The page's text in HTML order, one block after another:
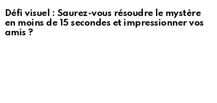
Défi visuel : Saurez-vous résoudre le mystère
en moins de 15 secondes et impressionner vos
amis ?